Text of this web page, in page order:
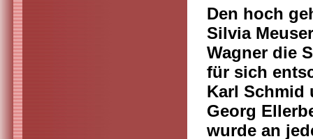
Den hoch
Silvia
Wagner die
für sich
Karl Schmid
Georg
wurde an